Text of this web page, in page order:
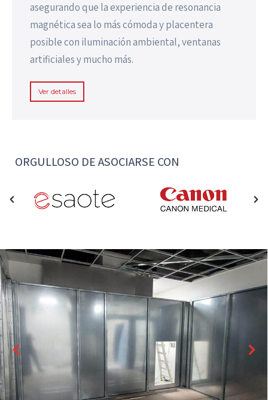
asegurando que la experiencia de resonancia
magnética sea lo más cómoda y placentera
posible con iluminación ambiental, ventanas
artificiales y mucho más.
Ver detalles
ORGULLOSO DE ASOCIARSE CON